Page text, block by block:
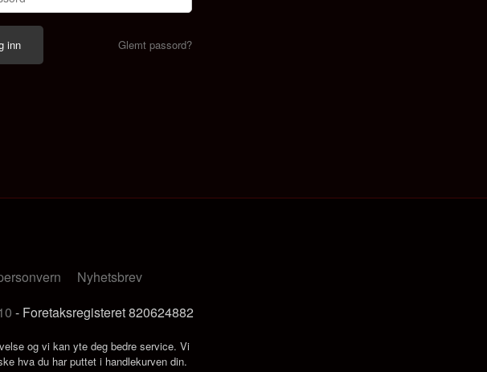
Glemt passord?
Nyhetsbrev
- Foretaksregisteret 820624882
og vi kan yte deg bedre service. Vi
hva du har puttet i handlekurven din.